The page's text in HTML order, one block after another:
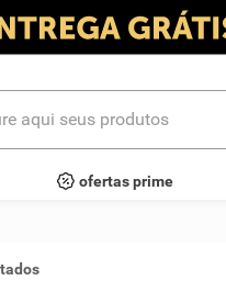
seus produtos
ofertas prime
buscados